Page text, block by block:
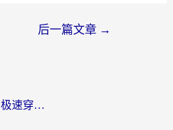
后一篇文章 →
海外党必看：ChickCN和极速穿梭VPN好用吗？3招教你选对回国加速器无缝刷国内资源